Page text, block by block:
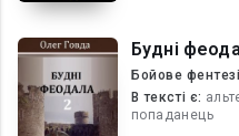
Будні
Бойове
В текcті є:
попаданець